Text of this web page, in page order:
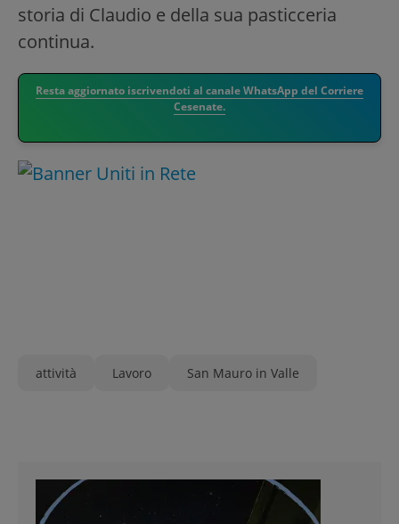
storia di Claudio e della sua pasticceria
continua.
Resta aggiornato iscrivendoti al canale WhatsApp del Corriere
Cesenate.
attività Lavoro San Mauro in Valle